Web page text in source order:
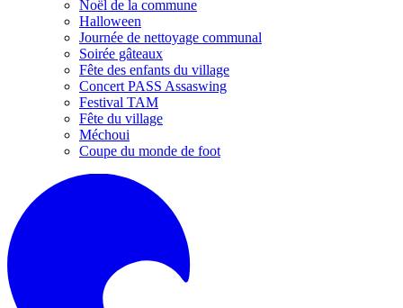
Noël de la commune
Halloween
Journée de nettoyage communal
Soirée gâteaux
Fête des enfants du village
Concert PASS Assaswing
Festival TAM
Fête du village
Méchoui
Coupe du monde de foot